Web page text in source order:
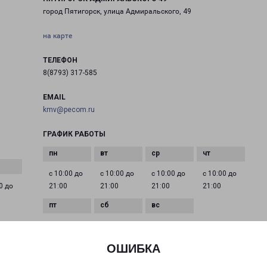
ОШИБКА
до
город Пятигорск, улица Адмиральского, 49
на карте
ТЕЛЕФОН
8(8793) 317-585
EMAIL
kmv@pecom.ru
ГРАФИК РАБОТЫ
с 10:00 до
21:00
с 10:00 до
21:00
с 10:00 до
21:00
с 10:00 до
21:00